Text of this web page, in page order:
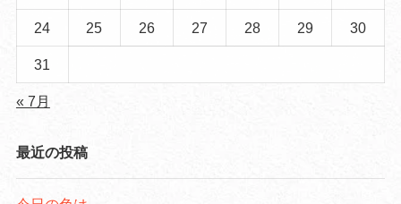
24 25 26 27 28 29 30
31
« 7月
最近の投稿